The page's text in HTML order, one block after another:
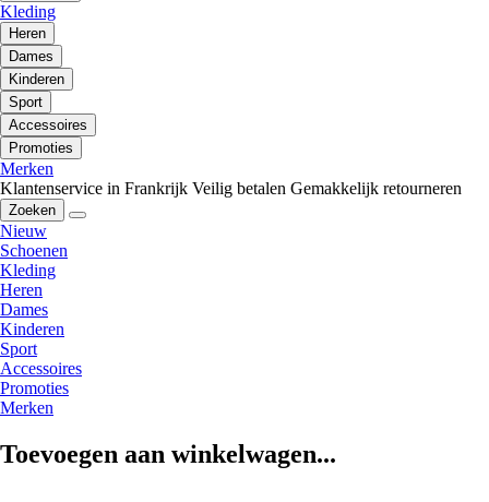
Kleding
Heren
Dames
Kinderen
Sport
Accessoires
Promoties
Merken
Klantenservice in Frankrijk Veilig betalen Gemakkelijk retourneren
Zoeken
Nieuw
Schoenen
Kleding
Heren
Dames
Kinderen
Sport
Accessoires
Promoties
Merken
Toevoegen aan winkelwagen...